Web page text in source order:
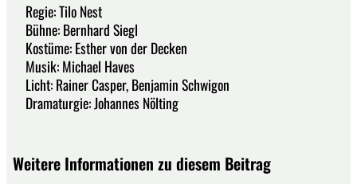
Regie: Tilo Nest
Bühne: Bernhard Siegl
Kostüme: Esther von der Decken
Musik: Michael Haves
Licht: Rainer Casper, Benjamin Schwigon
Dramaturgie: Johannes Nölting
Weitere Informationen zu diesem Beitrag